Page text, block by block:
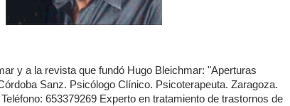
y a la revista que fundó Hugo Bleichmar: "Aperturas
Sanz. Psicólogo Clínico. Psicoterapeuta. Zaragoza.
653379269 Experto en tratamiento de trastornos de